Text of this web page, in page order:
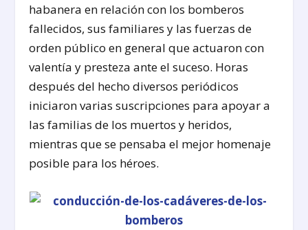
habanera en relación con los bomberos
fallecidos, sus familiares y las fuerzas de
orden público en general que actuaron con
valentía y presteza ante el suceso. Horas
después del hecho diversos periódicos
iniciaron varias suscripciones para apoyar a
las familias de los muertos y heridos,
mientras que se pensaba el mejor homenaje
posible para los héroes.